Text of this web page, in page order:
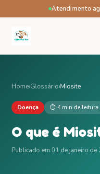
Atendimento
Home›Glossário›Miosite
Doença ⏱ 4 min de leitura
O que é
Publicado em 01 de janeiro de